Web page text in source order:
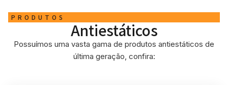
PRODUTOS
Antiestáticos
Possuímos uma vasta gama de produtos antiestáticos de
última geração, confira: